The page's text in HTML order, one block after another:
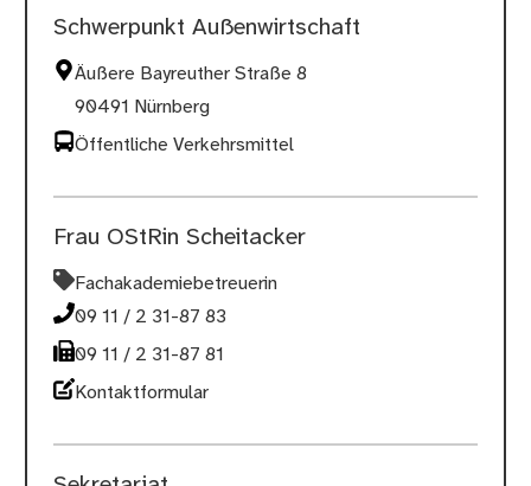
Schwerpunkt Außenwirtschaft
Äußere Bayreuther Straße 8
90491 Nürnberg
Öffentliche Verkehrsmittel
Frau OStRin Scheitacker
Fachakademiebetreuerin
09 11 / 2 31-87 83
09 11 / 2 31-87 81
Kontaktformular